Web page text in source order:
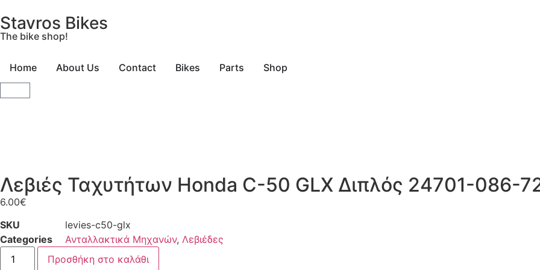
Stavros Bikes
The bike shop!
Home About Us Contact Bikes Parts Shop
Λεβιές Ταχυτήτων Honda C-50 GLX Διπλός 24701-086-
6.00€
SKU
levies-c50-glx
Categories
Ανταλλακτικά Μηχανών, Λεβιέδες
Προσθήκη στο καλάθι